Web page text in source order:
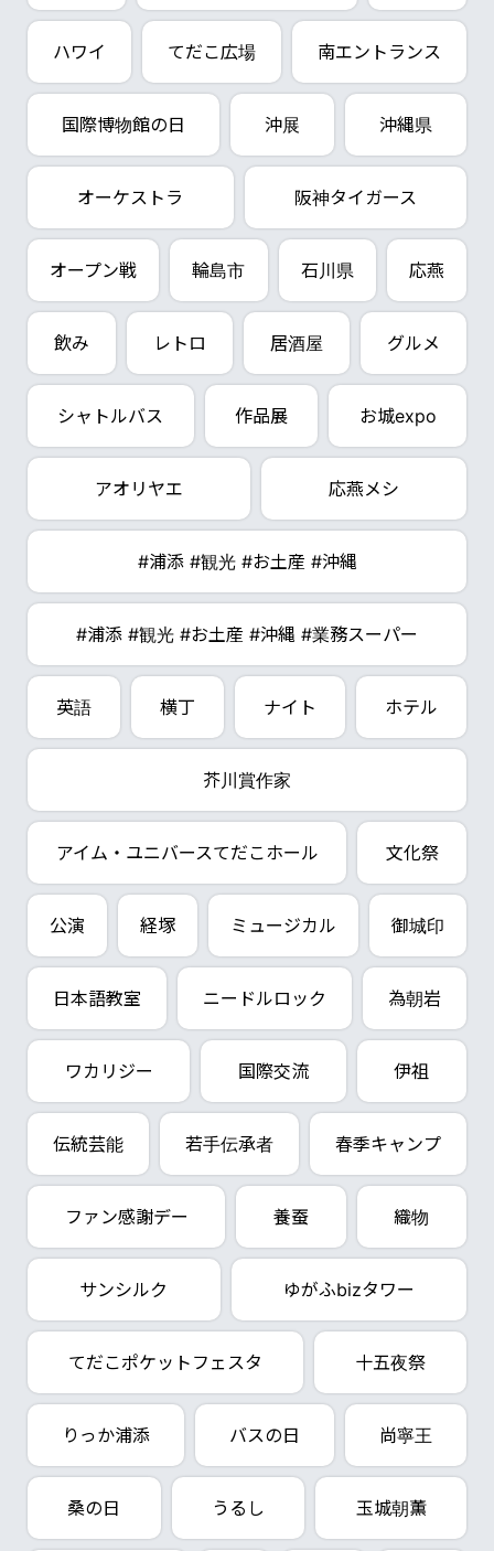
ハワイ てだこ広場 南エントランス
国際博物館の日 沖展 沖縄県
オーケストラ 阪神タイガース
オープン戦 輪島市 石川県 応燕
飲み レトロ 居酒屋 グルメ
シャトルバス 作品展 お城expo
アオリヤエ 応燕メシ
#浦添 #観光 #お土産 #沖縄
#浦添 #観光 #お土産 #沖縄 #業務スーパー
英語 横丁 ナイト ホテル
芥川賞作家
アイム・ユニバースてだこホール 文化祭
公演 経塚 ミュージカル 御城印
日本語教室 ニードルロック 為朝岩
ワカリジー 国際交流 伊祖
伝統芸能 若手伝承者 春季キャンプ
ファン感謝デー 養蚕 織物
サンシルク ゆがふbizタワー
てだこポケットフェスタ 十五夜祭
りっか浦添 バスの日 尚寧王
桑の日 うるし 玉城朝薫